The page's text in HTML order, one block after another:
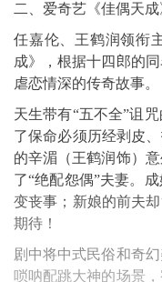
二、爱奇艺《佳偶天
任嘉伦、王鹤润领衔
成》，根据十四郎的
虐恋情深的传奇故事。
天生带有“五不全”诅
了保命必须历经剥皮
的辛湄（王鹤润饰）
了“绝配怨偶”夫妻。
变丧事；新娘的前夫
期待！
剧中将中式民俗和奇
唢呐配跳大神的场景